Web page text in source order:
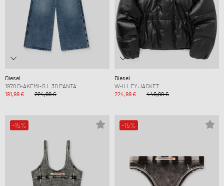
Diesel
1978 D-AKEMI-S L.30 PANTA
191,99 €
224,99 €
Diesel
W-ILLEY JACKET
224,99 €
449,99 €
-15% -15%